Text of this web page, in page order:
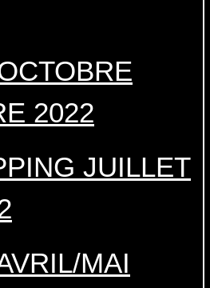
2022
JUILLET
MAI